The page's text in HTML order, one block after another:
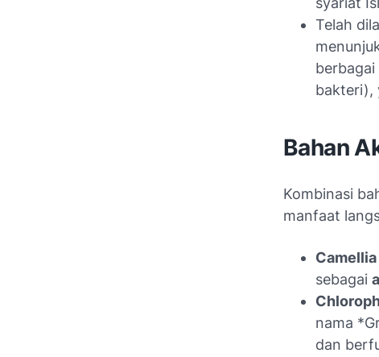
Telah
bakteri),
Bahan
Kombinasi
manfaat
sebagai
nama
dan